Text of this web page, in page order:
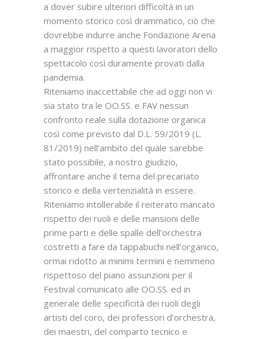
a dover subire ulteriori difficoltà in un
momento storico così drammatico, ciò che
dovrebbe indurre anche Fondazione Arena
a maggior rispetto a questi lavoratori dello
spettacolo così duramente provati dalla
pandemia.
Riteniamo inaccettabile che ad oggi non vi
sia stato tra le OO.SS. e FAV nessun
confronto reale sulla dotazione organica
così come previsto dal D.L. 59/2019 (L.
81/2019) nell’ambito del quale sarebbe
stato possibile, a nostro giudizio,
affrontare anche il tema del precariato
storico e della vertenzialità in essere.
Riteniamo intollerabile il reiterato mancato
rispetto dei ruoli e delle mansioni delle
prime parti e delle spalle dell’orchestra
costretti a fare da tappabuchi nell’organico,
ormai ridotto ai minimi termini e nemmeno
rispettoso del piano assunzioni per il
Festival comunicato alle OO.SS. ed in
generale delle specificità dei ruoli degli
artisti del coro, dei professori d’orchestra,
dei maestri, del comparto tecnico e